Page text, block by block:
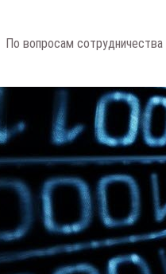
По вопросам